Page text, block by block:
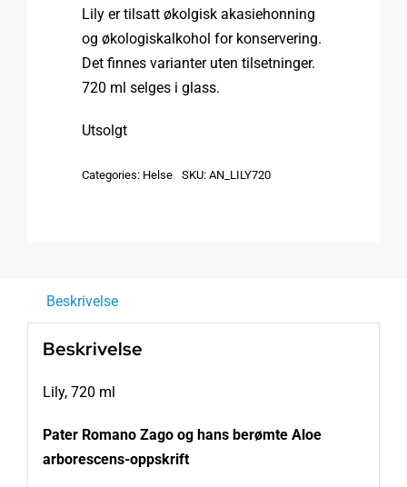
Lily er tilsatt økolgisk akasiehonning
og økologiskalkohol for konservering.
Det finnes varianter uten tilsetninger.
720 ml selges i glass.
Utsolgt
Categories: Helse SKU: AN_LILY720
Beskrivelse
Beskrivelse
Lily, 720 ml
Pater Romano Zago og hans berømte Aloe
arborescens-oppskrift